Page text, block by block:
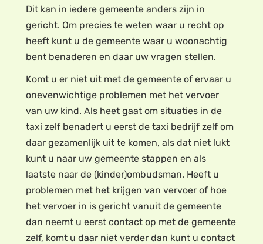
Dit kan in iedere gemeente anders zijn in
gericht. Om precies te weten waar u recht op
heeft kunt u de gemeente waar u woonachtig
bent benaderen en daar uw vragen stellen.
Komt u er niet uit met de gemeente of ervaar u
onevenwichtige problemen met het vervoer
van uw kind. Als heet gaat om situaties in de
taxi zelf benadert u eerst de taxi bedrijf zelf om
daar gezamenlijk uit te komen, als dat niet lukt
kunt u naar uw gemeente stappen en als
laatste naar de (kinder)ombudsman. Heeft u
problemen met het krijgen van vervoer of hoe
het vervoer in is gericht vanuit de gemeente
dan neemt u eerst contact op met de gemeente
zelf, komt u daar niet verder dan kunt u contact